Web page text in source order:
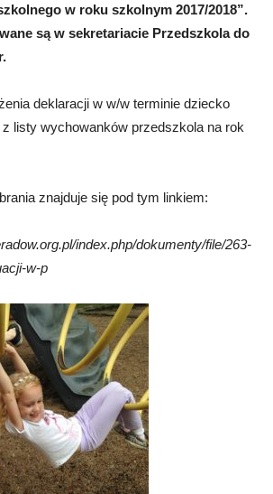
w roku szkolnym 2017/2018”.
są w sekretariacie Przedszkola do
deklaracji w w/w terminie dziecko
listy wychowanków przedszkola na rok
znajduje się pod tym linkiem:
index.php/dokumenty/file/263-
w-p